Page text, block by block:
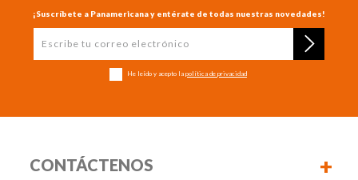
¡Suscríbete a Panamericana y entérate de todas nuestras novedades!
He leído y acepto la política de privacidad
CONTÁCTENOS +